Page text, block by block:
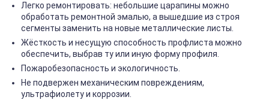
Легко ремонтировать: небольшие царапины можно
обработать ремонтной эмалью, а вышедшие из строя
сегменты заменить на новые металлические листы.
Жёсткость и несущую способность профлиста можно
обеспечить, выбрав ту или иную форму профиля.
Пожаробезопасность и экологичность.
Не подвержен механическим повреждениям,
ультрафиолету и коррозии.